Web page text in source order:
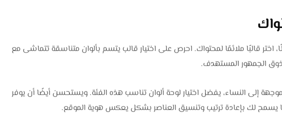
اختر قالبًا ملائمًا لمحتواك. احرص على اختيار قالب يتسم بألوان متناسقة تتماشى مع
الجمهور المستهدف.
إلى النساء، يفضل اختيار لوحة ألوان تناسب هذه الفئة. ويستحسن أيضًا أن يوفر
يسمح لك بإعادة ترتيب وتنسيق العناصر بشكل يعكس هوية الموقع.